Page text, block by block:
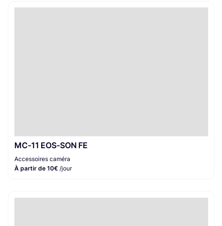
MC-11 EOS-SON FE
Accessoires caméra
À partir de 10€ /jour